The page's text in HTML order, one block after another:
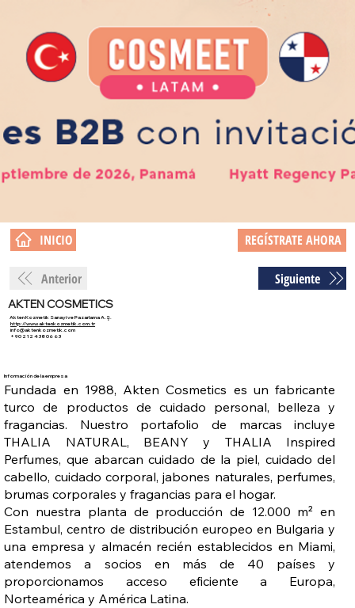
INICIO
Anterior
AKTEN COSMETICS
Akten Kozmetik Sanayi ve Pazarlama A.Ş.
http://www.aktenkozmetik.com.tr
info@aktenkozmetik.com
+90 212 438 06 63
REGÍSTRATE AHORA
Siguiente
Información de la empresa
Fundada en 1988, Akten Cosmetics es un fabricante
turco de productos de cuidado personal, belleza y
fragancias. Nuestro portafolio de marcas incluye
THALIA NATURAL, BEANY y THALIA Inspired
Perfumes, que abarcan cuidado de la piel, cuidado del
cabello, cuidado corporal, jabones naturales, perfumes,
brumas corporales y fragancias para el hogar.
Con nuestra planta de producción de 12.000 m² en
Estambul, centro de distribución europeo en Bulgaria y
una empresa y almacén recién establecidos en Miami,
atendemos a socios en más de 40 países y
proporcionamos acceso eficiente a Europa,
Norteamérica y América Latina.